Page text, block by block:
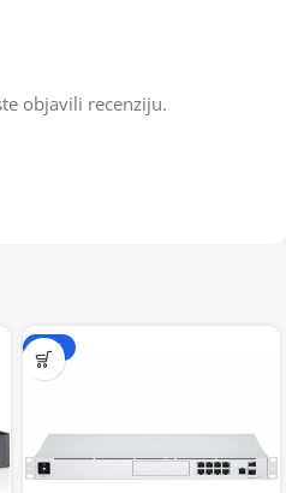
objavili recenziju.
-15%